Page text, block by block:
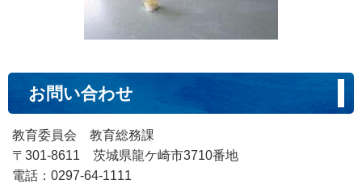
お問い合わせ
教育委員会 教育総務課
〒301-8611 茨城県龍ケ崎市3710番地
電話：0297-64-1111